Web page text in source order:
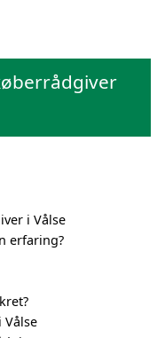
i Vålse
erfaring?